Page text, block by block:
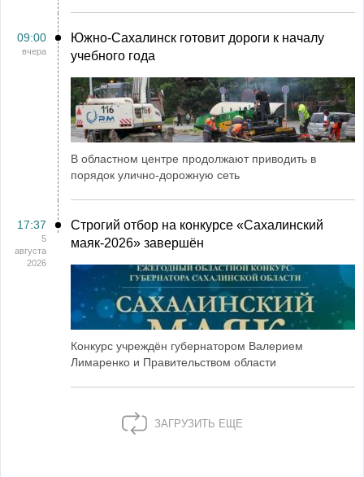
09:00
вчера
Южно-Сахалинск готовит дороги к началу
учебного года
В областном центре продолжают приводить в
порядок улично-дорожную сеть
17:37
5
августа
2026
Строгий отбор на конкурсе «Сахалинский
маяк‑2026» завершён
Конкурс учреждён губернатором Валерием
Лимаренко и Правительством области
ЗАГРУЗИТЬ ЕЩЕ